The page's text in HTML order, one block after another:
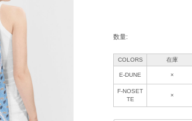
数量:
COLORS 在庫
E-DUNE ×
F-NOSET
TE
×